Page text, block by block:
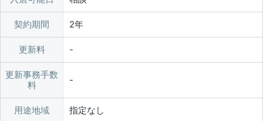
契約期間 2年
更新料
更新事務手数
料
用途地域 指定なし